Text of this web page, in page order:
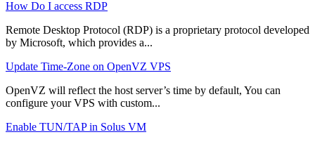
How Do I access RDP
Remote Desktop Protocol (RDP) is a proprietary protocol developed
by Microsoft, which provides a...
Update Time-Zone on OpenVZ VPS
OpenVZ will reflect the host server’s time by default, You can
configure your VPS with custom...
Enable TUN/TAP in Solus VM